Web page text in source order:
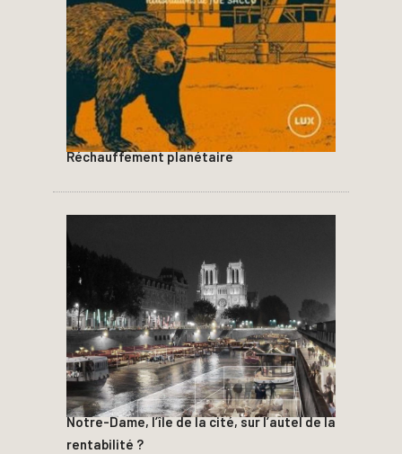
Réchauffement planétaire
Notre-Dame, l’île de la cité, sur l’autel de la
rentabilité ?